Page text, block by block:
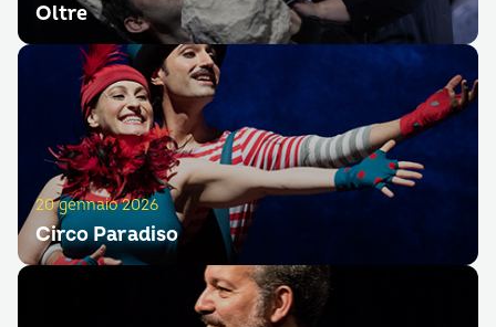
Oltre
20 gennaio 2026
Circo Paradiso